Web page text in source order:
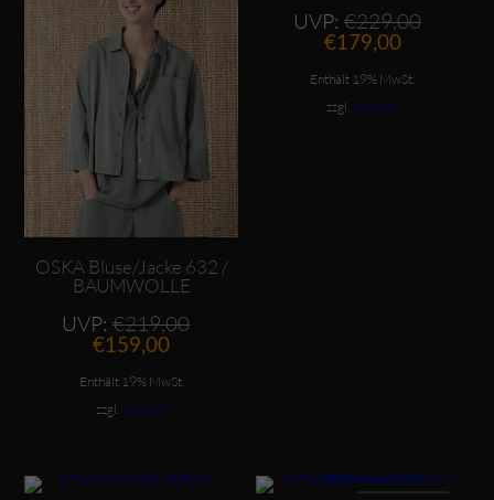
OSKA Bluse/Jacke 632 /
BAUMWOLLE
UVP: €219,00
€159,00Aktueller
ist:
Enthält 19% MwSt.
zzgl. Versand
UVP: €229,00
€179,00Aktueller
ist:
Enthält 19% MwSt.
zzgl.Versand
Dieses Produkt weist mehrere Varianten auf. Die Optionen können auf der Produktseite gewählt werden Dieses Produkt weist mehrere Varianten auf. Die Optionen können auf der Produktseite gewählt werden